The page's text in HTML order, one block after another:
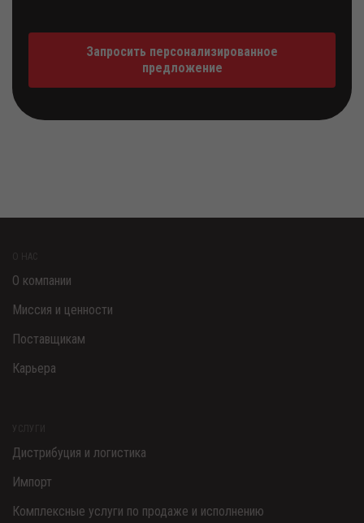
Запросить персонализированное
предложение
О компании
Миссия и ценности
Поставщикам
Карьера
Дистрибуция и логистика
Импорт
Комплексные услуги по продаже и исполнению